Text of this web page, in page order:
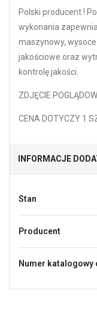
Polski producent !
wykonania
maszynowy,
jakościowe oraz
kontrolę jakości.
ZDJĘCIE
CENA DOTYCZY 1
INFORMACJE
Stan
Producent
Numer katalogowy